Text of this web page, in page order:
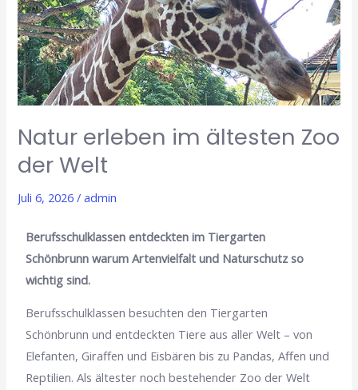
Natur erleben im ältesten Zoo
der Welt
Juli 6, 2026/admin
Berufsschulklassen entdeckten im Tiergarten
Schönbrunn warum Artenvielfalt und Naturschutz so
wichtig sind.
Berufsschulklassen besuchten den Tiergarten
Schönbrunn und entdeckten Tiere aus aller Welt – von
Elefanten, Giraffen und Eisbären bis zu Pandas, Affen und
Reptilien. Als ältester noch bestehender Zoo der Welt
ältesten
Zoo
der
Welt